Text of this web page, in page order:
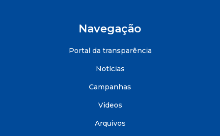
Navegação
Portal da transparência
Notícias
Campanhas
Videos
Arquivos